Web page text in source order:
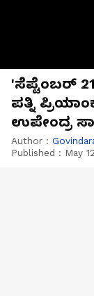
'ಸೆಪ್ಟೆಂಬರ್
ಪತ್ನಿ
ಉಪೇಂದ್ರ
Author :
Published : May